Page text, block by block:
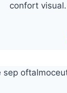
confort